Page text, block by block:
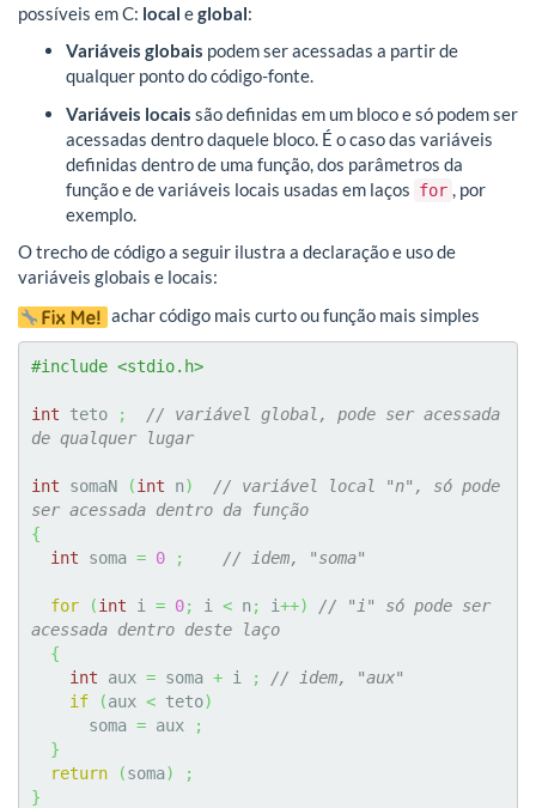
possíveis em C: local eglobal:
Variáveis globais podem ser acessadas a partir de
qualquer ponto do código-fonte.
Variáveis locais são definidas em um bloco e só podem ser
acessadas dentro daquele bloco. É o caso das variáveis
definidas dentro de uma função, dos parâmetros da
função e de variáveis locais usadas em laços for , por
exemplo.
O trecho de código a seguir ilustra a declaração e uso de
variáveis globais e locais:
achar código mais curto ou função mais simples
#include <stdio.h>
int teto ;
// variável global, pode ser acessada
de qualquer lugar
int somaN (int n)
// variável local "n", só pode
ser acessada dentro da função
{
int soma = 0 ; // idem, "soma"
for (int i = 0; i < n ; i++)
// "i" só pode ser
acessada dentro deste laço
{
int aux = soma + i ;
// idem, "aux"
if
(aux < teto)
      soma
= aux
;
}
return
(soma)
;
}